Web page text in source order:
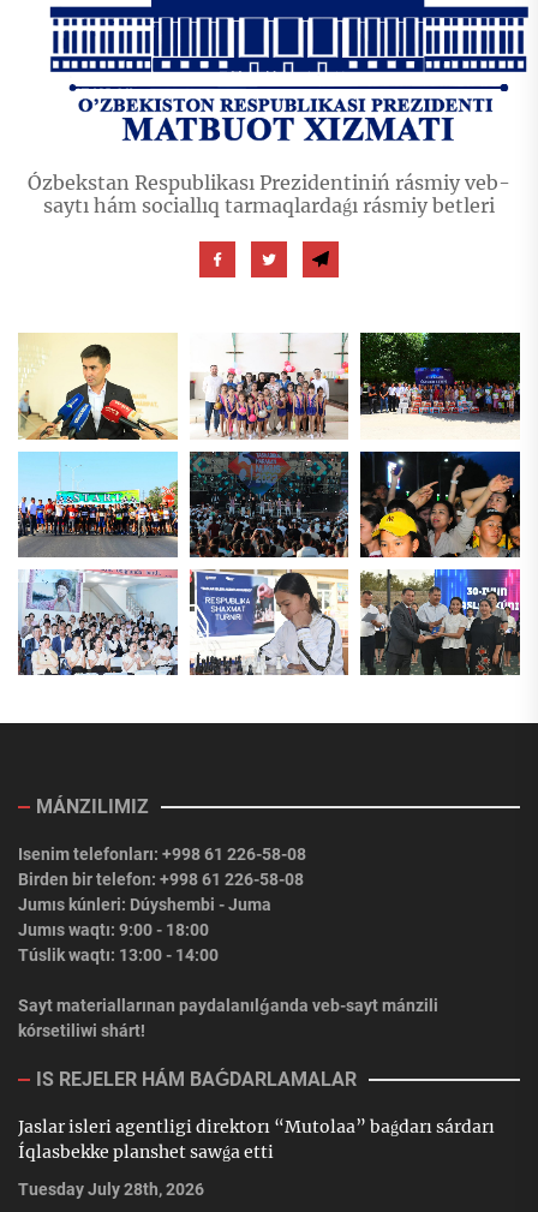
Ózbekstan Respublikası Prezidentiniń rásmiy veb-
saytı hám sociallıq tarmaqlardaǵı rásmiy betleri
MÁNZILIMIZ
Isenim telefonları: +998 61 226-58-08
Birden bir telefon: +998 61 226-58-08
Jumıs kúnleri: Dúyshembi - Juma
Jumıs waqtı: 9:00 - 18:00
Túslik waqtı: 13:00 - 14:00
Sayt materiallarınan paydalanılǵanda veb-sayt mánzili
kórsetiliwi shárt!
IS REJELER HÁM BAǴDARLAMALAR
Jaslar isleri agentligi direktorı “Mutolaa” baǵdarı sárdarı
Íqlasbekke planshet sawǵa etti
Tuesday July 28th, 2026